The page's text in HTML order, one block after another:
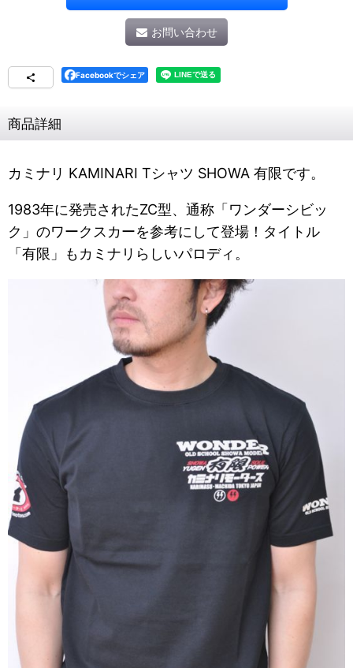
お問い合わせ
Facebookでシェア
商品詳細
カミナリ KAMINARI Tシャツ SHOWA 有限です。
1983年に発売されたZC型、通称「ワンダーシビッ
ク」のワークスカーを参考にして登場！タイトル
「有限」もカミナリらしいパロディ。